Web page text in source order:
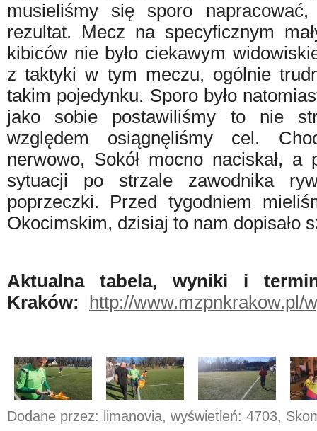
musieliśmy się sporo
rezultat. Mecz na specyficznym
kibiców nie było ciekawym
z taktyki w tym meczu, ogólnie
takim pojedynku. Sporo było
jako sobie postawiliśmy to nie
względem osiągnęliśmy cel.
nerwowo, Sokół mocno naciskał,
sytuacji po strzale zawodnika
poprzeczki. Przed tygodniem
Okocimskim, dzisiaj to nam dopisało
Aktualna tabela, wyniki i
Kraków:
http://www.mzpnkrakow.pl/
Dodane przez: limanovia, wyświetleń: 4703,